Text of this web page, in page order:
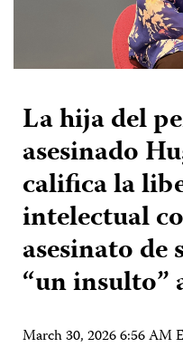
La hija del
asesinado
califica la
intelectual
asesinato de
“un insulto”
March 30, 2026 6:56 AM